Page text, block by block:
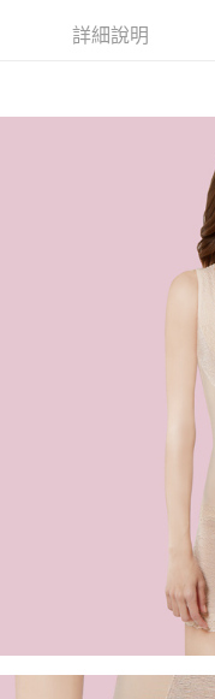
１．透過由恩沛科技股份有
易，需依本服務之必要範圍
https://aftee.tw/terms/
３．未成年的使用者請事先
「AFTEE先享後付」，若未
４．使用「AFTEE先享後付
時審查核予不同之上限額度
５．嚴禁一人註冊多個帳號
恩沛科技股份有限公司將有
每筆NT$90，滿
每筆NT$90，滿
每筆NT$150，滿
海外宅配 (訂單成立後，
件資料，逾期未確認訂單
詳細說明